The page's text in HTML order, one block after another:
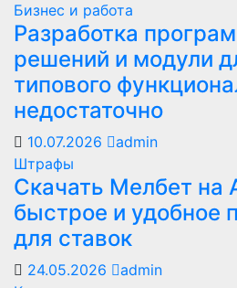
Бизнес и работа
Разработка
решений и модули
типового
недостаточно
10.07.2026
admin
Штрафы
Скачать Мелбет
быстрое и удобное
для ставок
24.05.2026
admin